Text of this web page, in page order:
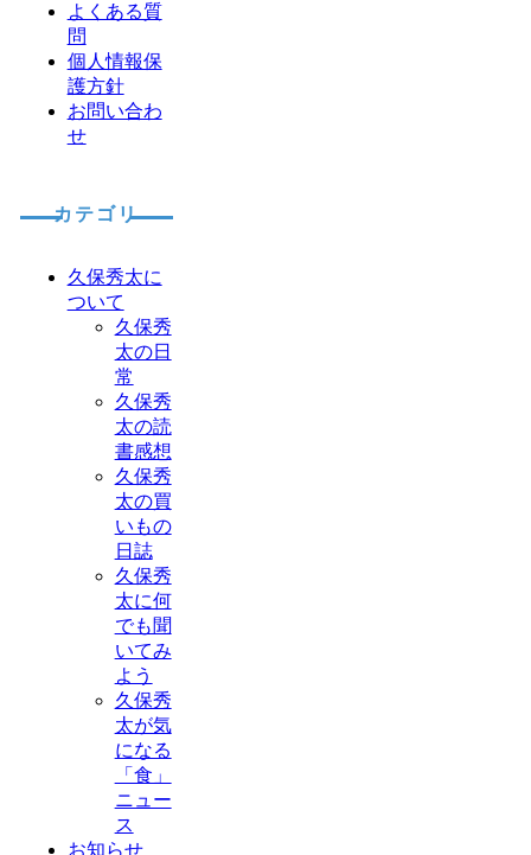
よくある質
問
個人情報保
護方針
お問い合わ
せ
カテゴリ
久保秀太に
ついて
久保秀
太の日
常
久保秀
太の読
書感想
久保秀
太の買
いもの
日誌
久保秀
太に何
でも聞
いてみ
よう
久保秀
太が気
になる
「食」
ニュー
ス
お知らせ